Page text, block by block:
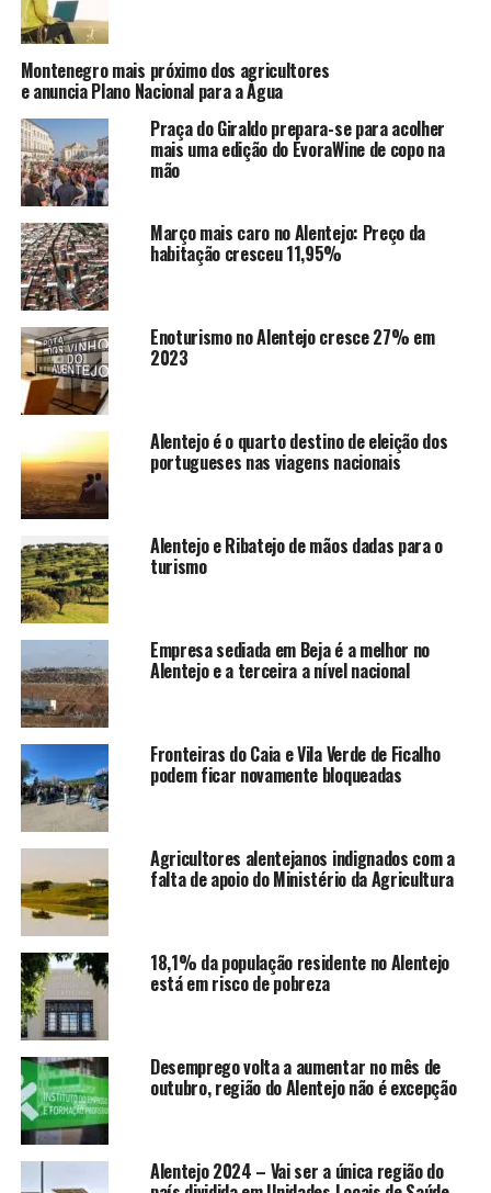
Montenegro mais próximo dos agricultores
e anuncia Plano Nacional para a Água
Praça do Giraldo prepara-se para acolher
mais uma edição do ÉvoraWine de copo na
mão
Março mais caro no Alentejo: Preço da
habitação cresceu 11,95%
Enoturismo no Alentejo cresce 27% em
2023
Alentejo é o quarto destino de eleição dos
portugueses nas viagens nacionais
Alentejo e Ribatejo de mãos dadas para o
turismo
Empresa sediada em Beja é a melhor no
Alentejo e a terceira a nível nacional
Fronteiras do Caia e Vila Verde de Ficalho
podem ficar novamente bloqueadas
Agricultores alentejanos indignados com a
falta de apoio do Ministério da Agricultura
18,1% da população residente no Alentejo
está em risco de pobreza
Desemprego volta a aumentar no mês de
outubro, região do Alentejo não é excepção
Alentejo 2024 – Vai ser a única região do